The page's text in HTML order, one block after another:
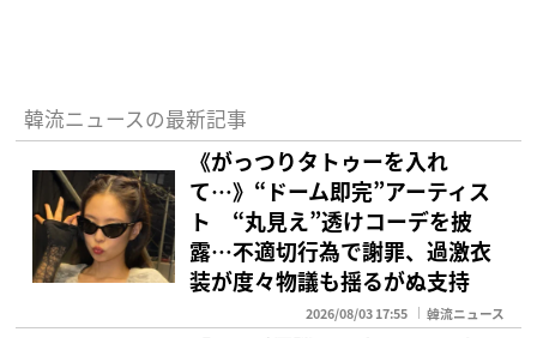
韓流ニュースの最新記事
《がっつりタトゥーを入れ
て…》“ドーム即完”アーティス
ト “丸見え”透けコーデを披
露…不適切行為で謝罪、過激衣
装が度々物議も揺るがぬ支持
2026/08/03 17:55 韓流ニュース